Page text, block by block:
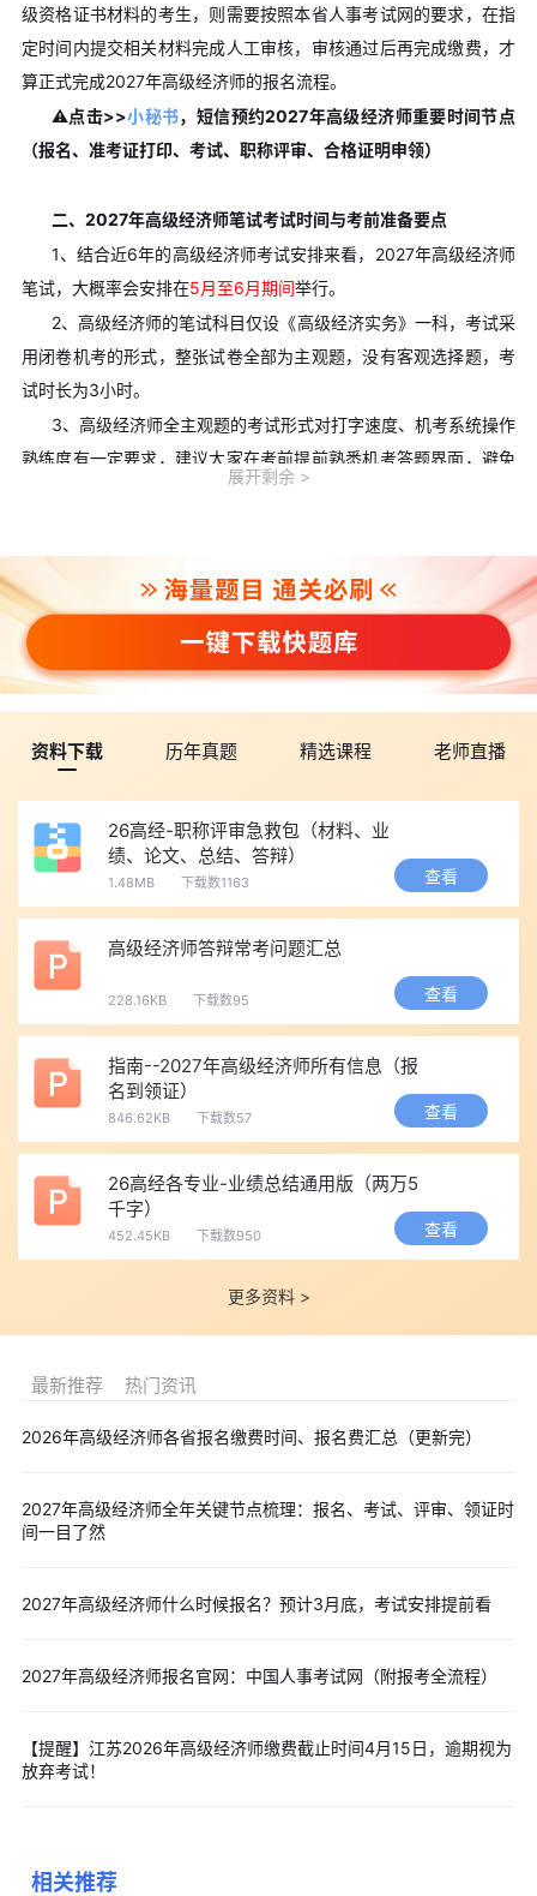
级资格证书材料的考生，则需要按照本省人事考试网的要求，在指
定时间内提交相关材料完成人工审核，审核通过后再完成缴费，才
算正式完成2027年高级经济师的报名流程。
⚠️点击>>小秘书，短信预约2027年高级经济师重要时间节点
（报名、准考证打印、考试、职称评审、合格证明申领）
二、2027年高级经济师笔试考试时间与考前准备要点
1、结合近6年的高级经济师考试安排来看，2027年高级经济师
笔试，大概率会安排在5月至6月期间举行。
2、高级经济师的笔试科目仅设《高级经济实务》一科，考试采
用闭卷机考的形式，整张试卷全部为主观题，没有客观选择题，考
试时长为3小时。
3、高级经济师全主观题的考试形式对打字速度、机考系统操作
熟练度有一定要求，建议大家在考前提前熟悉机考答题界面，避免
因为操作不熟练影响答题节奏，浪费宝贵的考试时间。
三、2027年高级经济师成绩公布与资格评审时间安排
1、2027年高级经济师的考试成绩，大概率会在
正式公
布，考生可以登录中国人事考试网的成绩查询通道，输入个人信息
查询自己的笔试得分。
2、全国统一的笔试
，达到合格线的考生，会获
效。
3、高级经济师的职称评审工作由各省份自行组织开展，因此全
国各个地区的评审申报时间并不统一。从往年的情况来看，大部分
省份的高级经济师评审申报工作，会集中在
8月至12月内。
4、考生需按要求提交评审材料，通常包括工作业绩证明、专业
论文、继续教育证明、相关获奖证书等内容。部分考区还会设置材
料初审、现场答辩等环节，只有全部通过评审环节的考生，才能最
终获得高级经济师的任职资格。
四、2027年高级经济师领证时间与后续注意事项
1、完成全部评审流程、通过高级经济师职称评审的考生，各个
省份的证书发放工作，一般会集中在评审结束后的1-3个月内完
成，大部分地区的领证时间会落在2027年年底到2028年年初这个
区间。
2、拿到证书之后，考生还需要按照所在单位的人事部门要求，
完成职称聘任的相关手续，正式享受对应的高级经济师职称待遇。
经必上岸！
>>100天冲刺资料包>> 冲刺10页纸>>抢分高频重点合集
持续关注本频道，更多精彩内容点击了解>>各类精选直播课，我们
资料，大家点击下方或文章右侧按钮即可免费下载 哦。
展开剩余
资料下载 历年真题 精选课程 老师直播
26高经-职称评审急救包（材料、业
绩、论文、总结、答辩）
1.48MB 下载数1163 查看
高级经济师答辩常考问题汇总
228.16KB 下载数95 查看
指南--2027年高级经济师所有信息（报
名到领证）
846.62KB 下载数57 查看
26高经各专业-业绩总结通用版（两万5
千字）
452.45KB 下载数950 查看
更多资料 >
最新推荐 热门资讯
2026年高级经济师各省报名缴费时间、报名费汇总（更新完）
2027年高级经济师全年关键节点梳理：报名、考试、评审、领证时
间一目了然
2027年高级经济师什么时候报名？预计3月底，考试安排提前看
2027年高级经济师报名官网：中国人事考试网（附报考全流程）
【提醒】江苏2026年高级经济师缴费截止时间4月15日，逾期视为
放弃考试！
相关推荐